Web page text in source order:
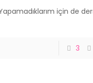
için de
3